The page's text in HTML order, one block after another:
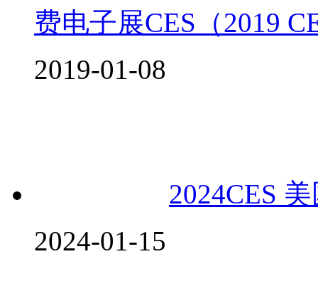
费电子展CES（2019
2019-01-08
2024CES
2024-01-15